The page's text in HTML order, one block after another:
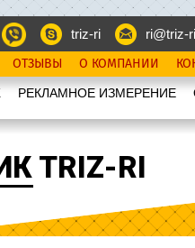
triz-ri ri@triz-
ОТЗЫВЫ О КОМПАНИИ
РЕКЛАМНОЕ ИЗМЕРЕНИЕ
TRIZ-RI